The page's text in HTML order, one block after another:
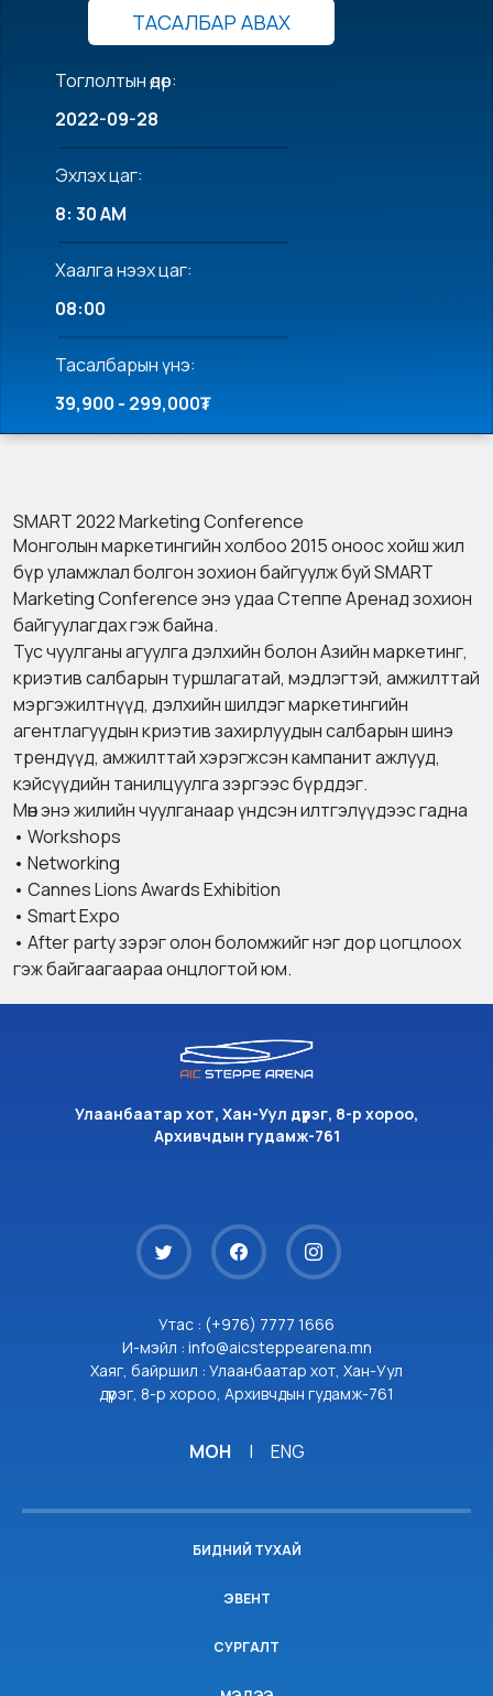
ТАСАЛБАР АВАХ
Тоглолтын өдөр:
2022-09-28
Эхлэх цаг:
8: 30 AM
Хаалга нээх цаг:
08:00
Тасалбарын үнэ:
39,900 - 299,000₮
SMART 2022 Marketing Conference
Монголын маркетингийн холбоо 2015 оноос хойш жил
бүр уламжлал болгон зохион байгуулж буй SMART
Marketing Conference энэ удаа Степпе Аренад зохион
байгуулагдах гэж байна.
Тус чуулганы агуулга дэлхийн болон Азийн маркетинг,
криэтив салбарын туршлагатай, мэдлэгтэй, амжилттай
мэргэжилтнүүд, дэлхийн шилдэг маркетингийн
агентлагуудын криэтив захирлуудын салбарын шинэ
трендүүд, амжилттай хэрэгжсэн кампанит ажлууд,
кэйсүүдийн танилцуулга зэргээс бүрддэг.
Мөн энэ жилийн чуулганаар үндсэн илтгэлүүдээс гадна
• Workshops
• Networking
• Cannes Lions Awards Exhibition
• Smart Expo
• After party зэрэг олон боломжийг нэг дор цогцлоох
гэж байгаагаараа онцлогтой юм.
Улаанбаатар хот, Хан-Уул дүүрэг, 8-р хороо,
Архивчдын гудамж-761
Утас : (+976) 7777 1666
И-мэйл : info@aicsteppearena.mn
Хаяг, байршил : Улаанбаатар хот, Хан-Уул
дүүрэг, 8-р хороо, Архивчдын гудамж-761
МОН | ENG
БИДНИЙ ТУХАЙ
ЭВЕНТ
СУРГАЛТ